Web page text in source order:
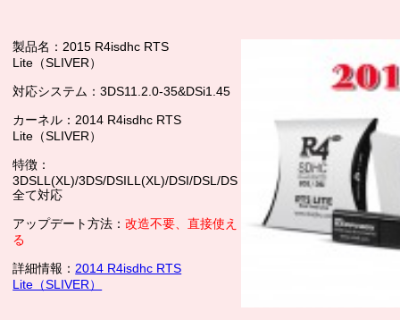
製品名：2015 R4isdhc RTS
Lite（SLIVER）
対応システム：3DS11.2.0-35&DSi1.45
カーネル：2014 R4isdhc RTS
Lite（SLIVER）
特徴：
3DSLL(XL)/3DS/DSILL(XL)/DSI/DSL/DS
全て対応
アップデート方法：改造不要、直接使え
る
詳細情報：2014 R4isdhc RTS
Lite（SLIVER）